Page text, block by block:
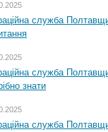
служба
служба
знати
служба